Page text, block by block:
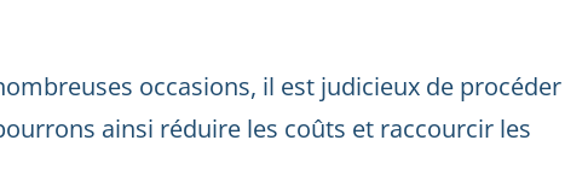
occasions, il est judicieux de procéder
ainsi réduire les coûts et raccourcir les